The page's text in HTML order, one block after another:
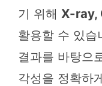
기 위해 X-ray,
활용할 수 있습
결과를 바탕으
각성을 정확하